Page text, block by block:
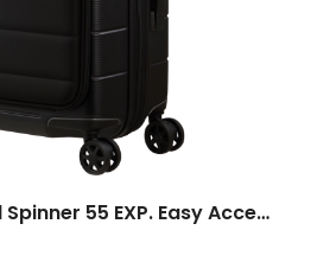
Samsonite Neopod Spinner 55 EXP. Easy Access FL